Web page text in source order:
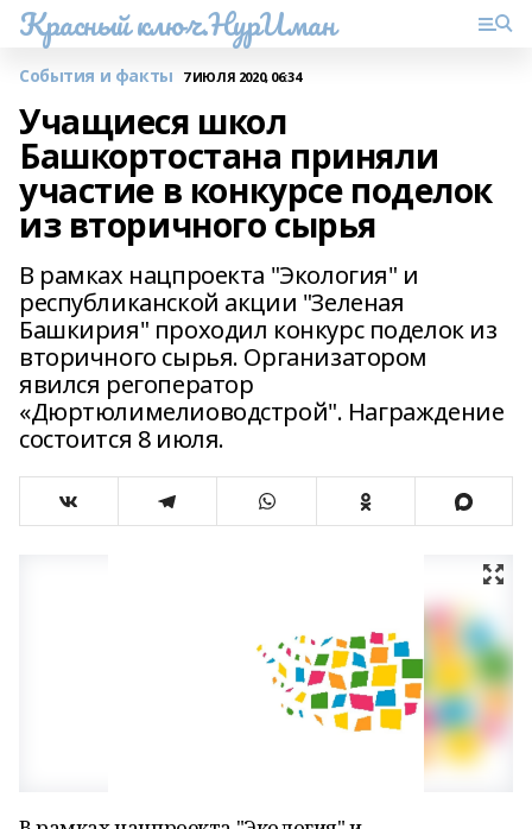
Красный ключ.НурИман
События и факты 7 ИЮЛЯ 2020, 06:34
Учащиеся школ
Башкортостана приняли
участие в конкурсе поделок
из вторичного сырья
В рамках нацпроекта "Экология" и
республиканской акции "Зеленая
Башкирия" проходил конкурс поделок из
вторичного сырья. Организатором
явился регоператор
«Дюртюлимелиоводстрой". Награждение
состоится 8 июля.